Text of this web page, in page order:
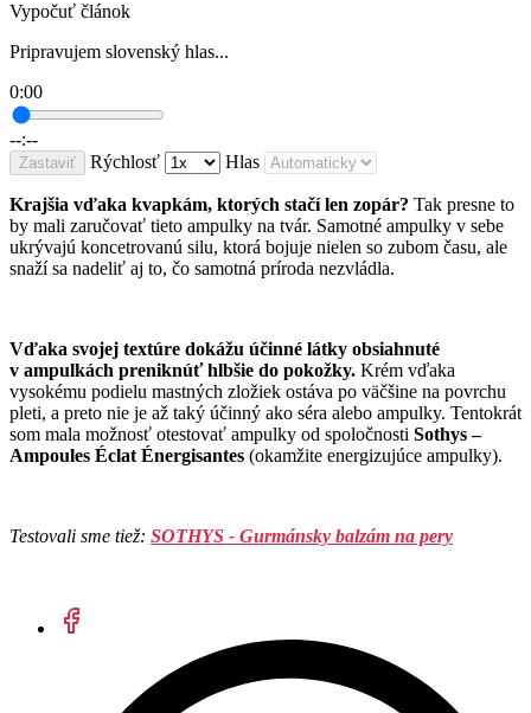
Vypočuť článok
Pripravujem slovenský hlas...
0:00
--:--
Zastaviť Rýchlosť Hlas
Krajšia vďaka kvapkám, ktorých stačí len zopár? Tak presne to
by mali zaručovať tieto ampulky na tvár. Samotné ampulky v sebe
ukrývajú koncetrovanú silu, ktorá bojuje nielen so zubom času, ale
snaží sa nadeliť aj to, čo samotná príroda nezvládla.
Vďaka svojej textúre dokážu účinné látky obsiahnuté
v ampulkách preniknúť hlbšie do pokožky. Krém vďaka
vysokému podielu mastných zložiek ostáva po väčšine na povrchu
pleti, a preto nie je až taký účinný ako séra alebo ampulky. Tentokrát
som mala možnosť otestovať ampulky od spoločnosti Sothys –
Ampoules Éclat Énergisantes (okamžite energizujúce ampulky).
Testovali sme tiež: SOTHYS - Gurmánsky balzám na pery